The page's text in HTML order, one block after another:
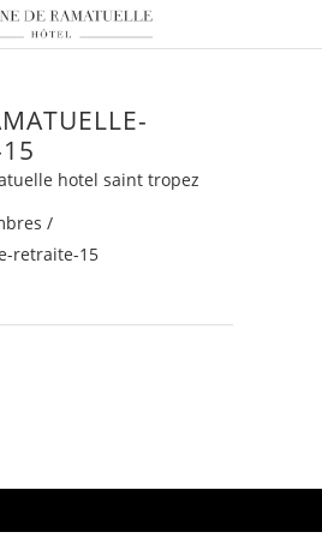
hotel saint tropez
/
retraite-15